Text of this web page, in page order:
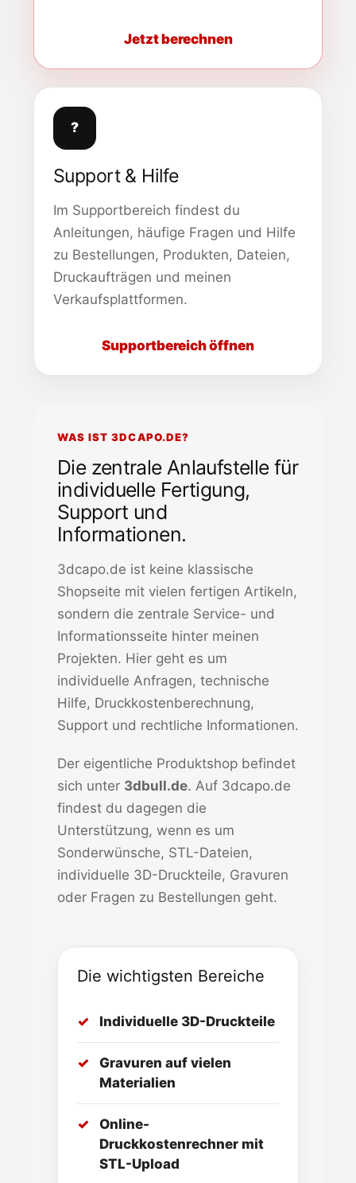
Jetzt berechnen
?
Support & Hilfe
Im Supportbereich findest du
Anleitungen, häufige Fragen und Hilfe
zu Bestellungen, Produkten, Dateien,
Druckaufträgen und meinen
Verkaufsplattformen.
Supportbereich öffnen
WAS IST 3DCAPO.DE?
Die zentrale Anlaufstelle für
individuelle Fertigung,
Support und
Informationen.
3dcapo.de ist keine klassische
Shopseite mit vielen fertigen Artikeln,
sondern die zentrale Service- und
Informationsseite hinter meinen
Projekten. Hier geht es um
individuelle Anfragen, technische
Hilfe, Druckkostenberechnung,
Support und rechtliche Informationen.
Der eigentliche Produktshop befindet
sich unter 3dbull.de. Auf 3dcapo.de
findest du dagegen die
Unterstützung, wenn es um
Sonderwünsche, STL-Dateien,
individuelle 3D-Druckteile, Gravuren
oder Fragen zu Bestellungen geht.
Die wichtigsten Bereiche
Individuelle 3D-Druckteile
Gravuren auf vielen
Materialien
Online-
Druckkostenrechner mit
STL-Upload